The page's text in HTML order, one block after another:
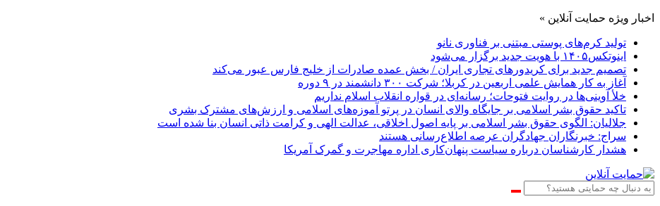
اخبار ویژه حمایت آنلاین »
تولید کرم‌های پوستی مبتنی بر فناوری نانو
اینوتکس۱۴۰۵ با هویت جدید برگزار می‌شود
تصمیم جدید برای کریدورهای تجاری ایران / بخش عمده صادرات از خلیج فارس عبور می‌کند
آغاز به کار همایش علمی اربعین در کربلا؛ شرکت ۳۰۰ دانشمند در ۹ دوره
خلأ آوینی‌ها در روایت فتوحات؛ رسانه‌ای در قواره انقلاب اسلام نداریم
تاکید حقوق بشر اسلامی بر جایگاه والای انسان در پرتو آموزه‌های اسلامی و ارزش‌های مشترک بشری
جلالیان: الگوی حقوق بشر اسلامی بر پایه اصول اخلاقی، عدالت الهی و کرامت ذاتی انسان بنا شده است
سراج: خبرنگاران جهادگران عرصه اطلاع‌رسانی هستند
هشدار کارشناسان درباره سیاست پنهان‌کاری اداره مهاجرت و گمرک آمریکا